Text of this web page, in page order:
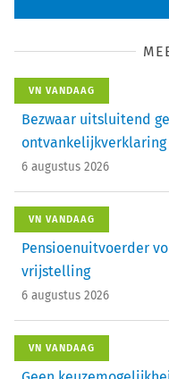
VN VANDAAG
Bezwaar uitsluitend
6 augustus 2026
VN VANDAAG
Pensioenuitvoerder
vrijstelling
6 augustus 2026
VN VANDAAG